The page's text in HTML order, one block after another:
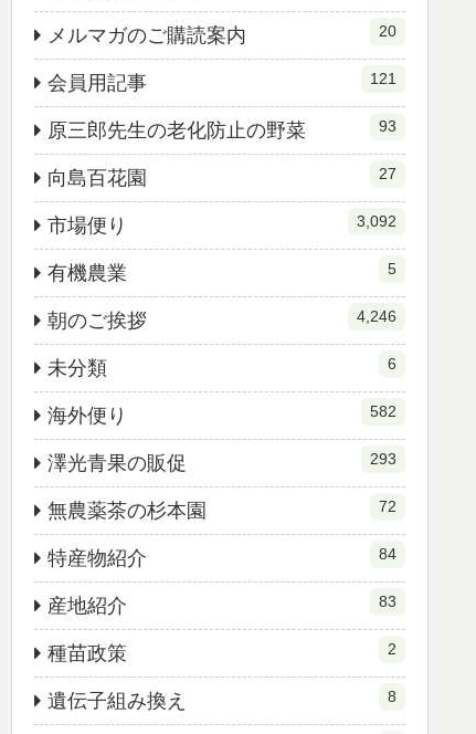
メルマガのご購読案内 20
会員用記事 121
原三郎先生の老化防止の野菜 93
向島百花園 27
市場便り 3,092
有機農業 5
朝のご挨拶 4,246
未分類 6
海外便り 582
澤光青果の販促 293
無農薬茶の杉本園 72
特産物紹介 84
産地紹介 83
種苗政策 2
遺伝子組み換え 8